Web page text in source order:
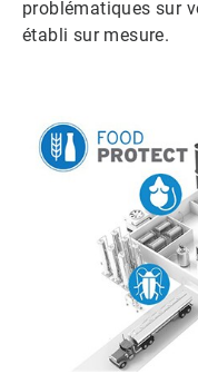
problématiques sur
établi sur mesure.